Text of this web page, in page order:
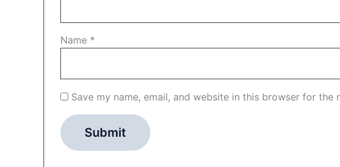
Name *
Save my name, email, and website in this browser for the